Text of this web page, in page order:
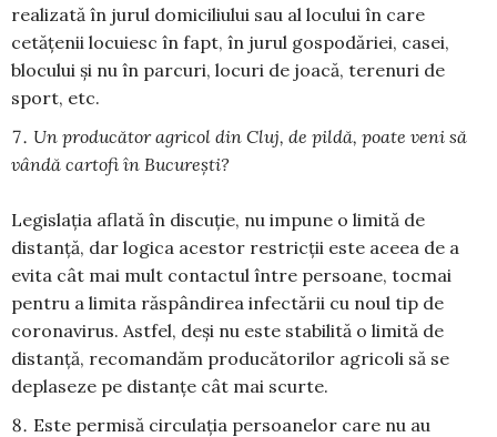
realizată în jurul domiciliului sau al locului în care
cetățenii locuiesc în fapt, în jurul gospodăriei, casei,
blocului și nu în parcuri, locuri de joacă, terenuri de
sport, etc.
Un producător agricol din Cluj, de pildă, poate veni să
vândă cartofi în Bucureşti?
Legislația aflată în discuție, nu impune o limită de
distanță, dar logica acestor restricții este aceea de a
evita cât mai mult contactul între persoane, tocmai
pentru a limita răspândirea infectării cu noul tip de
coronavirus. Astfel, deși nu este stabilită o limită de
distanță, recomandăm producătorilor agricoli să se
deplaseze pe distanțe cât mai scurte.
Este permisă circulația persoanelor care nu au